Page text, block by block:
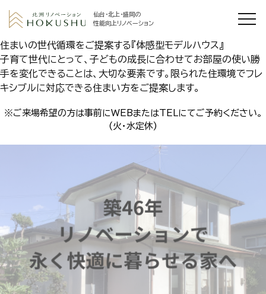
仙台・北上・盛岡の
性能向上リノベーション
住まいの世代循環をご提案する『体感型モデルハウス』
子育て世代にとって、子どもの成長に合わせてお部屋の使い勝
手を変化できることは、大切な要素です。限られた住環境でフレ
キシブルに対応できる住まい方をご提案します。
※ご来場希望の方は事前にWEBまたはTELにてご予約ください。
(火・水定休)